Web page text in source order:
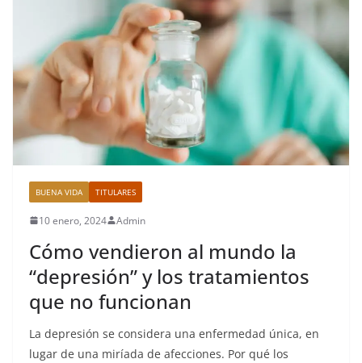
BUENA VIDA TITULARES
10 enero, 2024 Admin
Cómo vendieron al mundo la
“depresión” y los tratamientos
que no funcionan
La depresión se considera una enfermedad única, en
lugar de una miríada de afecciones. Por qué los